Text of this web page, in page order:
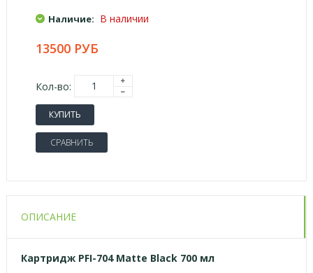
Наличие: В наличии
13500 РУБ
Кол-во:
КУПИТЬ
СРАВНИТЬ
ОПИСАНИЕ
Картридж PFI-704 Matte Black 700 мл